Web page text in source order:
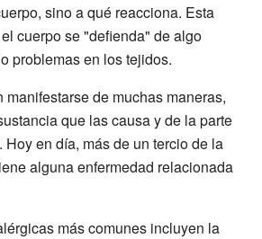
sino a qué reacciona. Esta
cuerpo se "defienda" de algo
problemas en los tejidos.
de muchas maneras,
que las causa y de la parte
en día, más de un tercio de la
alguna enfermedad relacionada
más comunes incluyen la